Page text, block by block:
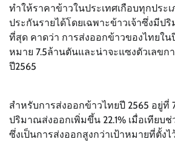
ทำให้ราคาข้าวในประเทศเกือบทุกประ
ประกันรายได้โดยเฉพาะข้าวเจ้าซึ่งมีป
ที่สุด คาดว่า การส่งออกข้าวของไทยใน
หมาย 7.5ล้านตันและน่าจะแซงตัวเลขก
ปี2565
สำหรับการส่งออกข้าวไทยปี 2565 อยู่ที่
ปริมาณส่งออกเพิ่มขึ้น 22.1% เมื่อเทียบ
ซึ่งเป็นการส่งออกสูงกว่าเป้าหมายที่ตั้ง